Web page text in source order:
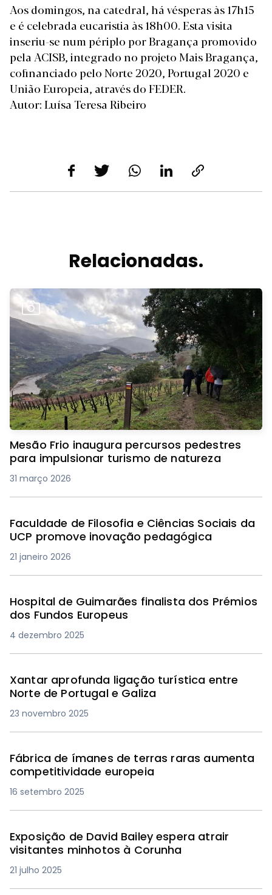
Aos domingos, na catedral, há vésperas às 17h15
e é celebrada eucaristia às 18h00. Esta visita
inseriu-se num périplo por Bragança promovido
pela ACISB, integrado no projeto Mais Bragança,
cofinanciado pelo Norte 2020, Portugal 2020 e
União Europeia, através do FEDER.
Autor: Luísa Teresa Ribeiro
Relacionadas.
Mesão Frio inaugura percursos pedestres
para impulsionar turismo de natureza
31 março 2026
Faculdade de Filosofia e Ciências Sociais da
UCP promove inovação pedagógica
21 janeiro 2026
Hospital de Guimarães finalista dos Prémios
dos Fundos Europeus
4 dezembro 2025
Xantar aprofunda ligação turística entre
Norte de Portugal e Galiza
23 novembro 2025
Fábrica de ímanes de terras raras aumenta
competitividade europeia
16 setembro 2025
Exposição de David Bailey espera atrair
visitantes minhotos à Corunha
21 julho 2025